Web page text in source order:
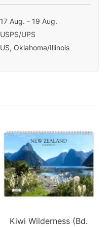
17 Aug. - 19 Aug.
USPS/UPS
US, Oklahoma/Illinois
Kiwi Wilderness (Bd.